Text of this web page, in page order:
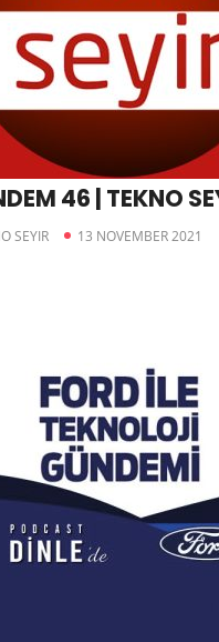
46 | TEKNO
SEYIR 13 NOVEMBER 2021